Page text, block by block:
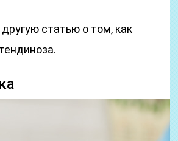
статью о том, как